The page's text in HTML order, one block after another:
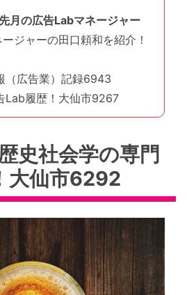
月の広告Labマネージャー
ジャーの田口頼和を紹介！
（広告業）記録6943
Lab履歴！大仙市9267
史社会学の専門
大仙市6292